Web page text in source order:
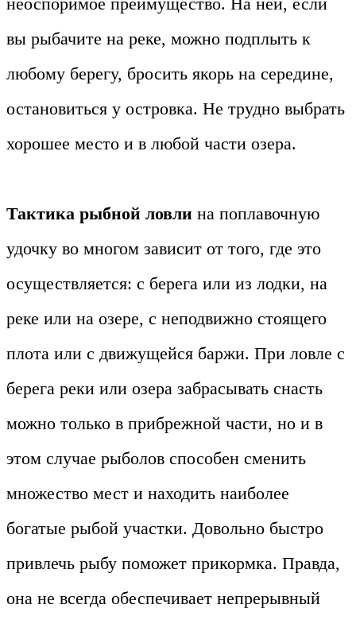
вы рыбачите на реке, можно подплыть к
любому берегу, бросить якорь на середине,
остановиться у островка. Не трудно выбрать
хорошее место и в любой части озера.
Тактика рыбной ловли на поплавочную
удочку во многом зависит от того, где это
осуществляется: с берега или из лодки, на
реке или на озере, с неподвижно стоящего
плота или с движущейся баржи. При ловле с
берега реки или озера забрасывать снасть
можно только в прибрежной части, но и в
этом случае рыболов способен сменить
множество мест и находить наиболее
богатые рыбой участки. Довольно быстро
привлечь рыбу поможет прикормка. Правда,
она не всегда обеспечивает непрерывный